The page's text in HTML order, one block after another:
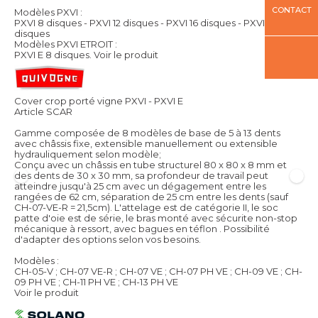
Modèles PXVI :
PXVI 8 disques - PXVI 12 disques - PXVI 16 disques - PXVI 20
disques
Modèles PXVI ETROIT :
PXVI E 8 disques. Voir le produit
Cover crop porté vigne PXVI - PXVI E
Article SCAR
Gamme composée de 8 modèles de base de 5 à 13 dents
avec châssis fixe, extensible manuellement ou extensible
hydrauliquement selon modèle;
Conçu avec un châssis en tube structurel 80 x 80 x 8 mm et
des dents de 30 x 30 mm, sa profondeur de travail peut
atteindre jusqu'à 25 cm avec un dégagement entre les
rangées de 62 cm, séparation de 25 cm entre les dents (sauf
CH-07-VE-R = 21,5cm). L'attelage est de catégorie II, le soc
patte d'oie est de série, le bras monté avec sécurite non-stop
mécanique à ressort, avec bagues en téflon . Possibilité
d'adapter des options selon vos besoins.
Modèles :
CH-05-V ; CH-07 VE-R ; CH-07 VE ; CH-07 PH VE ; CH-09 VE ; CH-
09 PH VE ; CH-11 PH VE ; CH-13 PH VE
Voir le produit
CONTACT